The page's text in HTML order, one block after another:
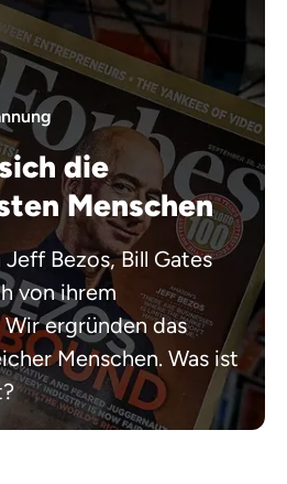
die
Menschen
Bezos, Bill Gates
von ihrem
ergründen das
Menschen. Was ist
verstehen
beraten?